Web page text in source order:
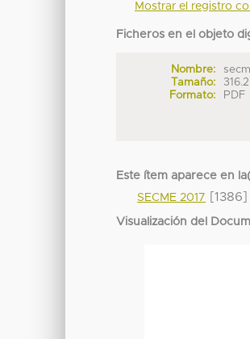
Mostrar el registro
Ficheros en el objeto
Nombre:
Tamaño:
Formato:
PDF
Este ítem aparece en
SECME 2017
[1386]
Visualización del